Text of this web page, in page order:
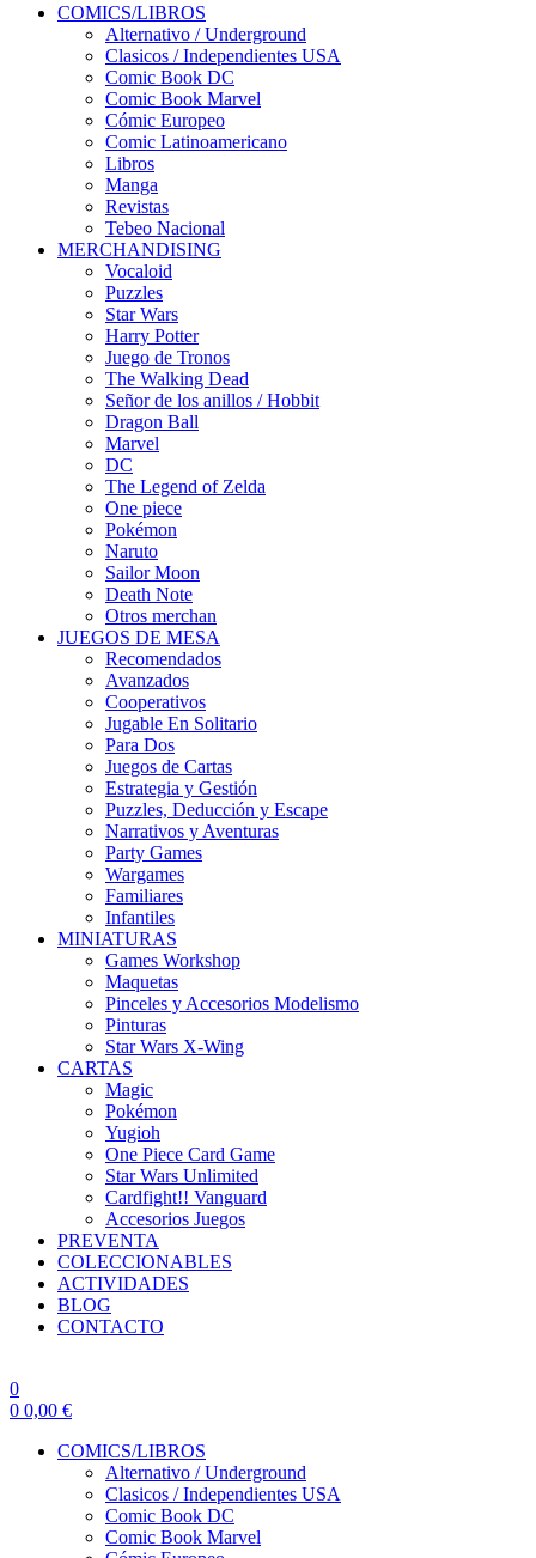
COMICS/LIBROS
Alternativo / Underground
Clasicos / Independientes USA
Comic Book DC
Comic Book Marvel
Cómic Europeo
Comic Latinoamericano
Libros
Manga
Revistas
Tebeo Nacional
MERCHANDISING
Vocaloid
Puzzles
Star Wars
Harry Potter
Juego de Tronos
The Walking Dead
Señor de los anillos / Hobbit
Dragon Ball
Marvel
DC
The Legend of Zelda
One piece
Pokémon
Naruto
Sailor Moon
Death Note
Otros merchan
JUEGOS DE MESA
Recomendados
Avanzados
Cooperativos
Jugable En Solitario
Para Dos
Juegos de Cartas
Estrategia y Gestión
Puzzles, Deducción y Escape
Narrativos y Aventuras
Party Games
Wargames
Familiares
Infantiles
MINIATURAS
Games Workshop
Maquetas
Pinceles y Accesorios Modelismo
Pinturas
Star Wars X-Wing
CARTAS
Magic
Pokémon
Yugioh
One Piece Card Game
Star Wars Unlimited
Cardfight!! Vanguard
Accesorios Juegos
PREVENTA
COLECCIONABLES
ACTIVIDADES
BLOG
CONTACTO
0
0 0,00 €
COMICS/LIBROS
Alternativo / Underground
Clasicos / Independientes USA
Comic Book DC
Comic Book Marvel